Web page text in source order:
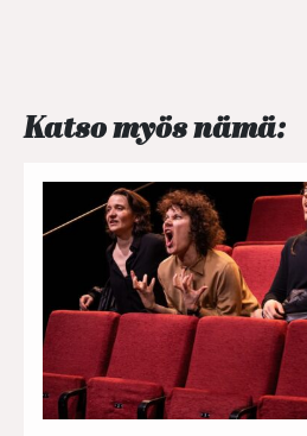
Katso myös nämä: